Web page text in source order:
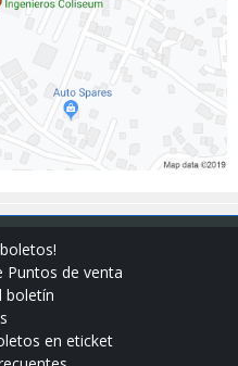
Puntos de venta
boletín
en eticket